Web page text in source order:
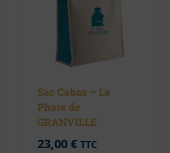
Sac Cabas – Le
Phare de
GRANVILLE
23,00€ TTC